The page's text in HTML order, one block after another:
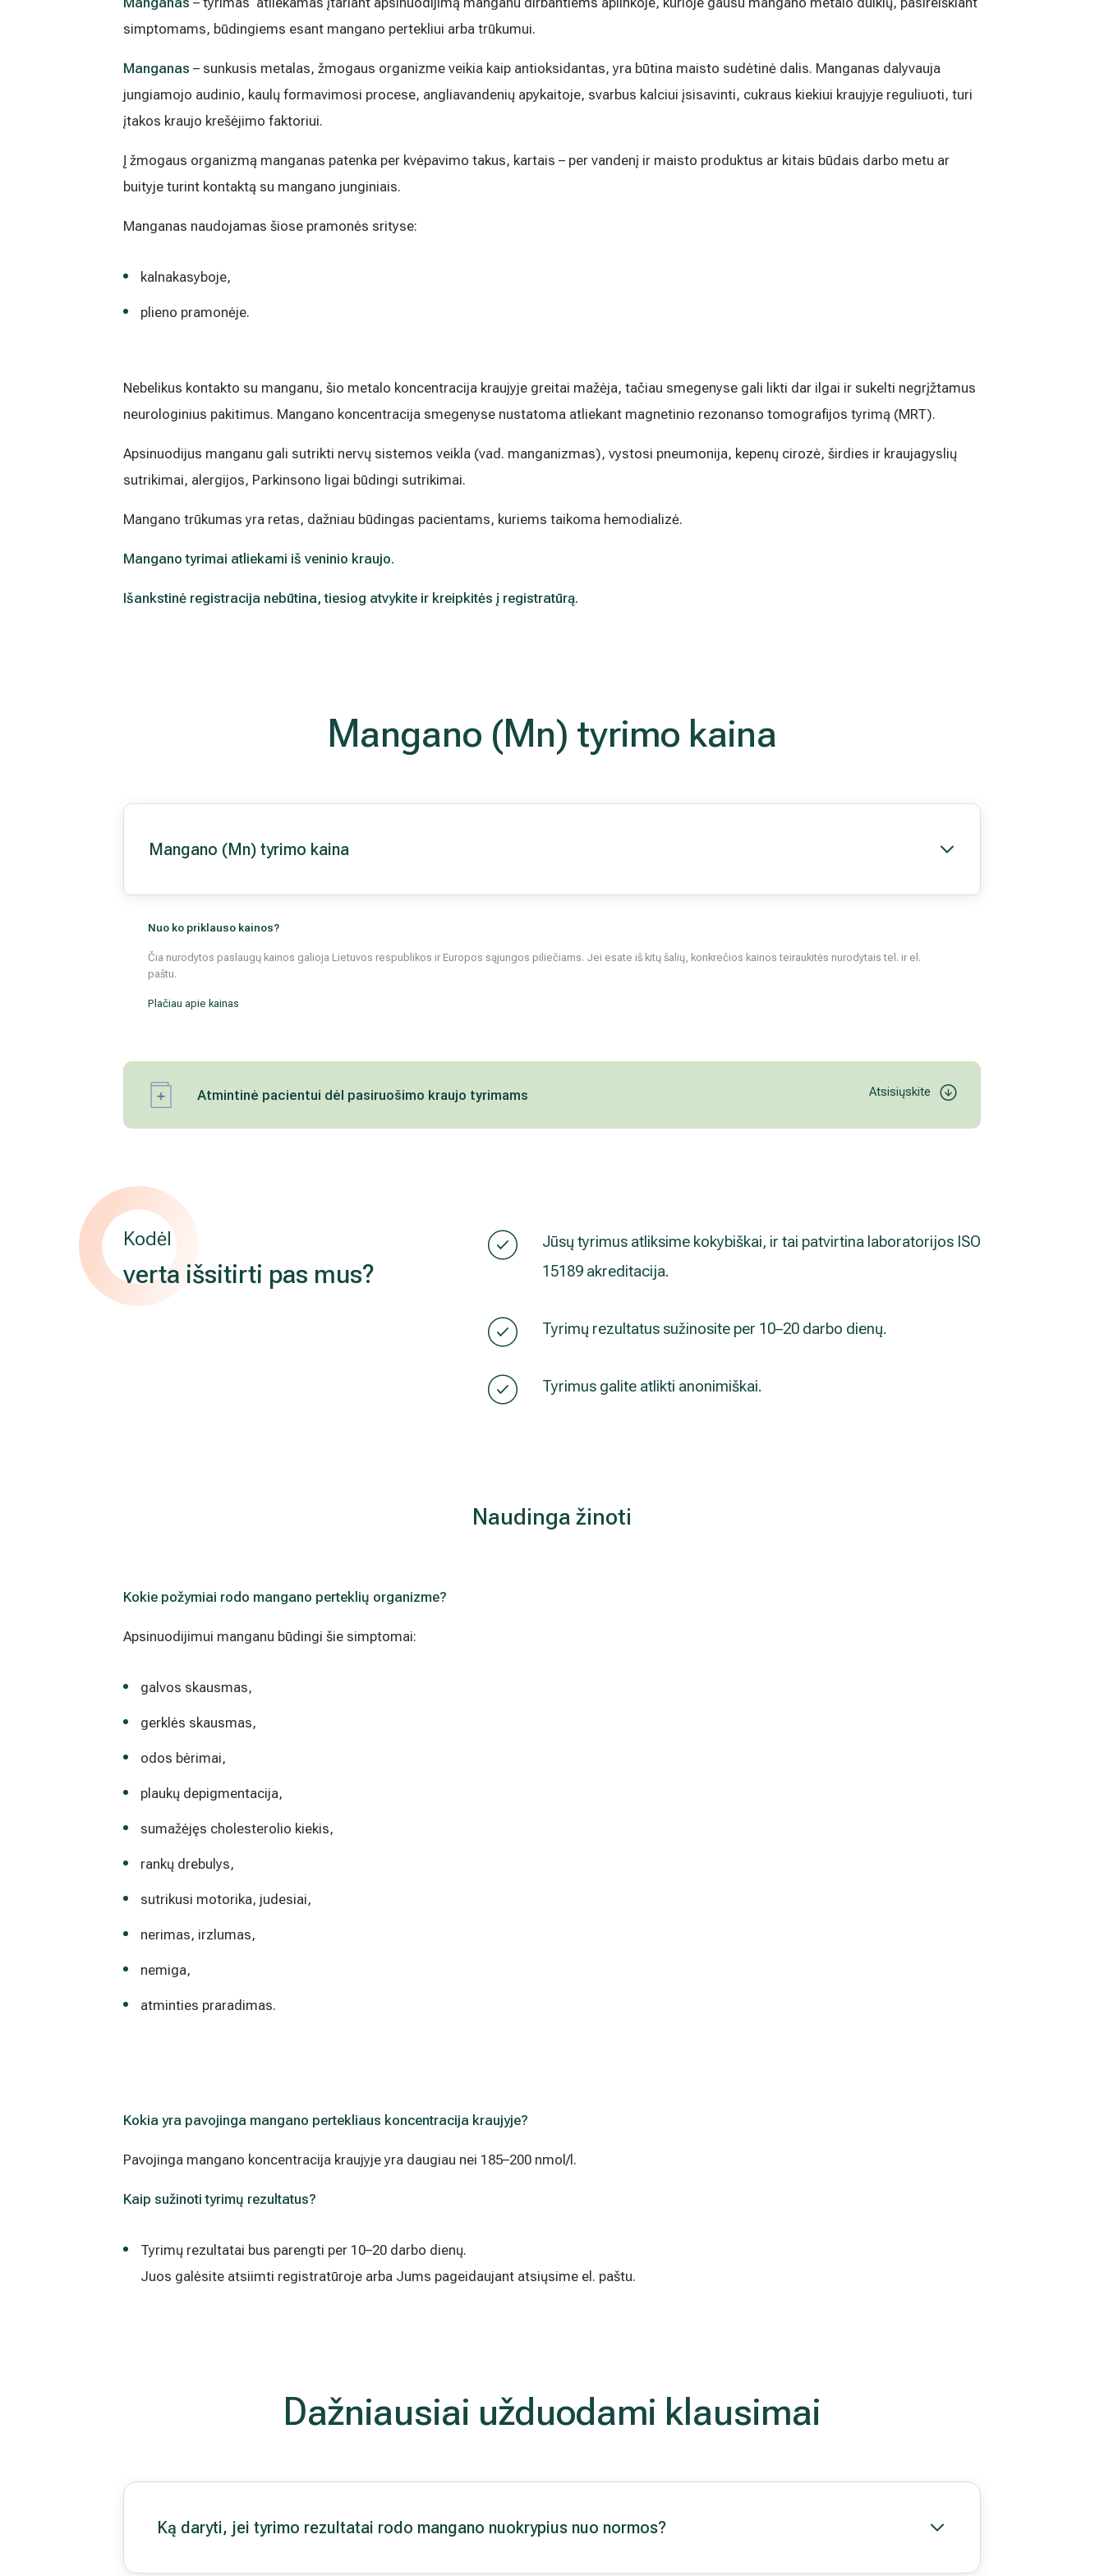
simptomams, būdingiems esant mangano pertekliui arba trūkumui.
Manganas – sunkusis metalas, žmogaus organizme veikia kaip antioksidantas, yra būtina maisto sudėtinė dalis. Manganas dalyvauja
jungiamojo audinio, kaulų formavimosi procese, angliavandenių apykaitoje, svarbus kalciui įsisavinti, cukraus kiekiui kraujyje reguliuoti, turi
įtakos kraujo krešėjimo faktoriui.
Į žmogaus organizmą manganas patenka per kvėpavimo takus, kartais – per vandenį ir maisto produktus ar kitais būdais darbo metu ar
buityje turint kontaktą su mangano junginiais.
Manganas naudojamas šiose pramonės srityse:
kalnakasyboje,
plieno pramonėje.
Nebelikus kontakto su manganu, šio metalo koncentracija kraujyje greitai mažėja, tačiau smegenyse gali likti dar ilgai ir sukelti negrįžtamus
neurologinius pakitimus. Mangano koncentracija smegenyse nustatoma atliekant magnetinio rezonanso tomografijos tyrimą (MRT).
Apsinuodijus manganu gali sutrikti nervų sistemos veikla (vad. manganizmas), vystosi pneumonija, kepenų cirozė, širdies ir kraujagyslių
sutrikimai, alergijos, Parkinsono ligai būdingi sutrikimai.
Mangano trūkumas yra retas, dažniau būdingas pacientams, kuriems taikoma hemodializė.
Mangano tyrimai atliekami iš veninio kraujo.
Išankstinė registracija nebūtina, tiesiog atvykite ir kreipkitės į registratūrą.
Mangano (Mn) tyrimo kaina
Mangano (Mn) tyrimo kaina
Nuo ko priklauso kainos?
Čia nurodytos paslaugų kainos galioja Lietuvos respublikos ir Europos sąjungos piliečiams. Jei esate iš kitų šalių, konkrečios kainos teiraukitės nurodytais tel. ir el.
paštu.
Plačiau apie kainas
Atmintinė pacientui dėl pasiruošimo kraujo tyrimams Atsisiųskite
Kodėl
verta išsitirti pas mus?
Jūsų tyrimus atliksime kokybiškai, ir tai patvirtina laboratorijos ISO
15189 akreditacija.
Tyrimų rezultatus sužinosite per 10–20 darbo dienų.
Tyrimus galite atlikti anonimiškai.
Naudinga žinoti
Kokie požymiai rodo mangano perteklių organizme?
Apsinuodijimui manganu būdingi šie simptomai:
galvos skausmas,
gerklės skausmas,
odos bėrimai,
plaukų depigmentacija,
sumažėjęs cholesterolio kiekis,
rankų drebulys,
sutrikusi motorika, judesiai,
nerimas, irzlumas,
nemiga,
atminties praradimas.
Kokia yra pavojinga mangano pertekliaus koncentracija kraujyje?
Pavojinga mangano koncentracija kraujyje yra daugiau nei 185–200 nmol/l.
Kaip sužinoti tyrimų rezultatus?
Tyrimų rezultatai bus parengti per 10–20 darbo dienų.
Juos galėsite atsiimti registratūroje arba Jums pageidaujant atsiųsime el. paštu.
Dažniausiai užduodami klausimai
Ką daryti, jei tyrimo rezultatai rodo mangano nuokrypius nuo normos?
Medicinos diagnostikos centras" tiesioginės rinkodaros tikslais. Sutikimas galės būti bet
kada atšauktas, paspaudus kiekvieno naujienlaiškio pabaigoje esančią nuorodą
„Atsisakyti prenumeratos". Plačiau apie asmens duomenų tvarkymą skaitykite